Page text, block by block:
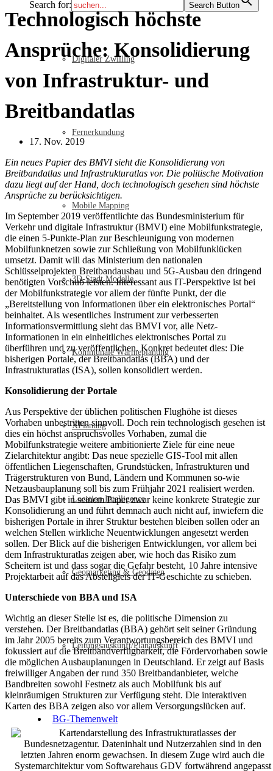
Digitaler Zwilling
Fernerkundung
Mobile Mapping
3D-Stadt Modelle
Kommunale Wärmeplanung
XPlanung
Location Intelligence
Geomarketing & Geodaten
Leitungsauskunft/Planauskunft
BG-Themenwelt
Search for: Search Button
Technologisch höchste
Ansprüche: Konsolidierung
von Infrastruktur- und
Breitbandatlas
17. Nov. 2019
Ein neues Papier des BMVI sieht die Konsolidierung von
Breitbandatlas und Infrastrukturatlas vor. Die politische Motivation
dazu liegt auf der Hand, doch technologisch gesehen sind höchste
Ansprüche zu berücksichtigen.
Im September 2019 veröffentlichte das Bundesministerium für
Verkehr und digitale Infrastruktur (BMVI) eine Mobilfunkstrategie,
die einen 5-Punkte-Plan zur Beschleunigung von modernen
Mobilfunknetzen sowie zur Schließung von Mobilfunklücken
umsetzt. Damit will das Ministerium den nationalen
Schlüsselprojekten Breitbandausbau und 5G-Ausbau den dringend
benötigten Vorschub leisten. Interessant aus IT-Perspektive ist bei
der Mobilfunkstrategie vor allem der fünfte Punkt, der die
„Bereitstellung von Informationen über ein elektronisches Portal“
beinhaltet. Als wesentliches Instrument zur verbesserten
Informationsvermittlung sieht das BMVI vor, alle Netz-
Informationen in ein einheitliches elektronisches Portal zu
überführen und zu veröffentlichen. Konkret bedeutet dies: Die
bisherigen Portale, der Breitbandatlas (BBA) und der
Infrastrukturatlas (ISA), sollen konsolidiert werden.
Konsolidierung der Portale
Aus Perspektive der üblichen politischen Flughöhe ist dieses
Vorhaben unbestritten sinnvoll. Doch rein technologisch gesehen ist
dies ein höchst anspruchsvolles Vorhaben, zumal die
Mobilfunkstrategie weitere ambitionierte Ziele für eine neue
Zielarchitektur angibt: Das neue spezielle GIS-Tool mit allen
öffentlichen Liegenschaften, Grundstücken, Infrastrukturen und
Trägerstrukturen von Bund, Ländern und Kommunen so-wie
Netzausbauplanung soll bis zum Frühjahr 2021 realisiert werden.
Das BMVI gibt in seinem Paper zwar keine konkrete Strategie zur
Konsolidierung an und führt demnach auch nicht auf, inwiefern die
bisherigen Portale in ihrer Struktur bestehen bleiben sollen oder an
welchen Stellen wirkliche Neuentwicklungen angesetzt werden
sollen. Der Blick auf die bisherigen Entwicklungen, vor allem bei
dem Infrastrukturatlas zeigen aber, wie hoch das Risiko zum
Scheitern ist und dass sogar die Gefahr besteht, 10 Jahre intensive
Projektarbeit auf das Abstellgleis der IT-Geschichte zu schieben.
Unterschiede von BBA und ISA
Wichtig an dieser Stelle ist es, die politische Dimension zu
verstehen. Der Breitbandatlas (BBA) gehört seit seiner Gründung
im Jahr 2005 bereits zum Verantwortungsbereich des BMVI und
fokussiert auf die Breitbandverfügbarkeit, die Fördervorhaben sowie
die möglichen Ausbauplanungen in Deutschland. Er zeigt auf Basis
freiwilliger Angaben der rund 350 Breitbandanbieter, welche
Bandbreiten sowohl Festnetz als auch Mobilfunk bis auf
kleinräumigen Strukturen zur Verfügung steht. Die interaktiven
Karten des BBA zeigen also vor allem Versorgungslücken auf.